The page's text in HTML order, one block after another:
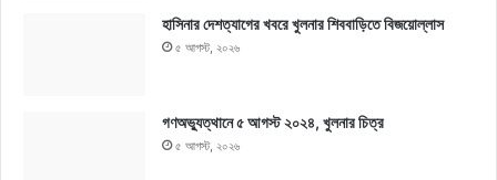
হাসিনার দেশত্যাগের খবরে খুলনার শিববাড়িতে বিজয়োল্লাস
৫ আগস্ট, ২০২৬
গণঅভ্যুত্থানে ৫ আগস্ট ২০২৪, খুলনার চিত্র
৫ আগস্ট, ২০২৬